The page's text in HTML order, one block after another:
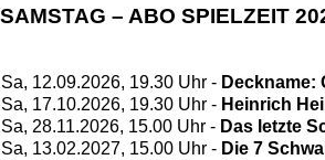
SAMSTAG – ABO SPIELZEIT
Sa, 12.09.2026, 19.30 Uhr - Deckname:
Sa, 17.10.2026, 19.30 Uhr - Heinrich
Sa, 28.11.2026, 15.00 Uhr - Das letzte
Sa, 13.02.2027, 15.00 Uhr - Die 7